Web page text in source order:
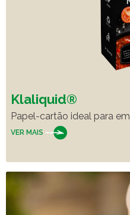
Klaliquid®
Papel-cartão ideal para
VER MAIS